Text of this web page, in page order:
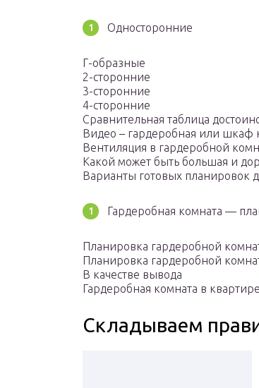
Односторонние
Г-образные
2-сторонние
3-сторонние
4-сторонние
Сравнительная таблица
Видео – гардеробная или шкаф
Вентиляция в гардеробной
Какой может быть большая и
Варианты готовых планировок
Гардеробная комната —
Планировка гардеробной
Планировка гардеробной
В качестве вывода
Гардеробная комната в
Складываем